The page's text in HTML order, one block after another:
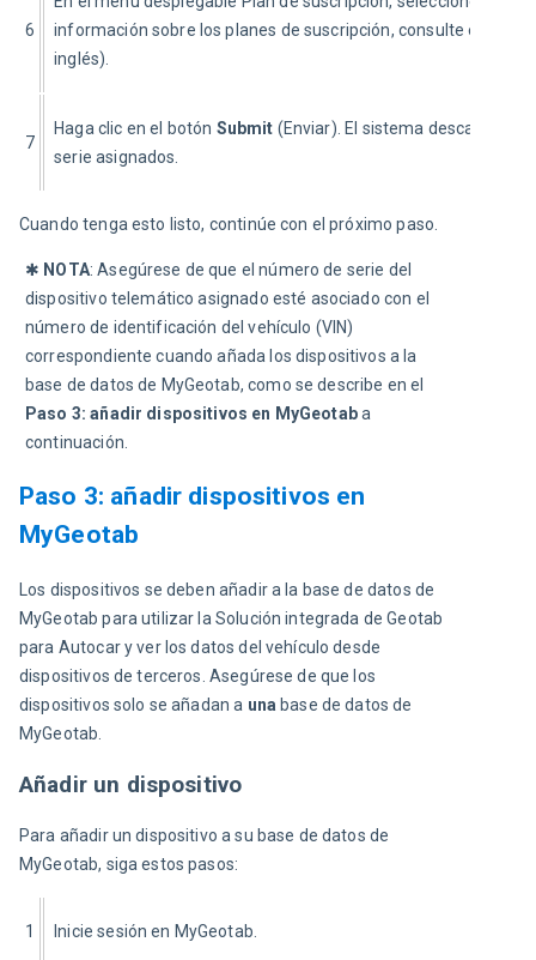
6
información sobre los planes de suscripción, consulte el
inglés).
7
Haga clic en el botón Submit (Enviar). El sistema descarga un
serie asignados.
Cuando tenga esto listo, continúe con el próximo paso.
✱ NOTA: Asegúrese de que el número de serie del
dispositivo telemático asignado esté asociado con el
número de identificación del vehículo (VIN)
correspondiente cuando añada los dispositivos a la
base de datos de MyGeotab, como se describe en el
Paso 3: añadir dispositivos en MyGeotab a
continuación.
Paso 3: añadir dispositivos en
MyGeotab
Los dispositivos se deben añadir a la base de datos de
MyGeotab para utilizar la Solución integrada de Geotab
para Autocar y ver los datos del vehículo desde
dispositivos de terceros. Asegúrese de que los
dispositivos solo se añadan a una base de datos de
MyGeotab.
Añadir un dispositivo
Para añadir un dispositivo a su base de datos de
MyGeotab, siga estos pasos:
1 Inicie sesión en MyGeotab.